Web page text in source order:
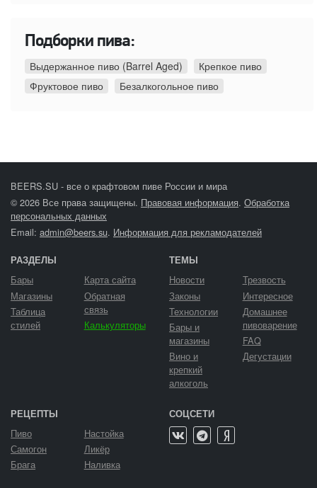
Подборки пива:
Выдержанное пиво (Barrel Aged)
Крепкое пиво
Фруктовое пиво
Безалкогольное пиво
BEERS.SU - все о крафтовом пиве России и мира
© 2026 Все права защищены. Правовая информация. Обработка
персональных данных
Email: admin@beers.su. Информация для рекламодателей
РАЗДЕЛЫ
Бары
Магазины
Таблица
стилей
Карта сайта
Обратная
связь
Калькуляторы
ТЕМЫ
Новости
Законы
Технологии
Бары и
магазины
Вино и
крепкий
алкоголь
Трезвость
Интересное
Домашнее
пивоварение
FAQ
Дегустации
РЕЦЕПТЫ
Пиво
Самогон
Брага
Настойка
Ликёр
Наливка
СОЦСЕТИ